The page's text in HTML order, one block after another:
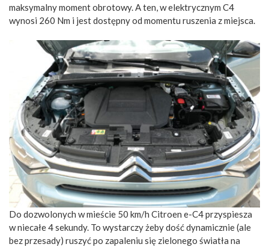
maksymalny moment obrotowy. A ten, w elektrycznym C4
wynosi 260 Nm i jest dostępny od momentu ruszenia z miejsca.
Do dozwolonych w mieście 50 km/h Citroen e-C4 przyspiesza
w niecałe 4 sekundy. To wystarczy żeby dość dynamicznie (ale
bez przesady) ruszyć po zapaleniu się zielonego światła na